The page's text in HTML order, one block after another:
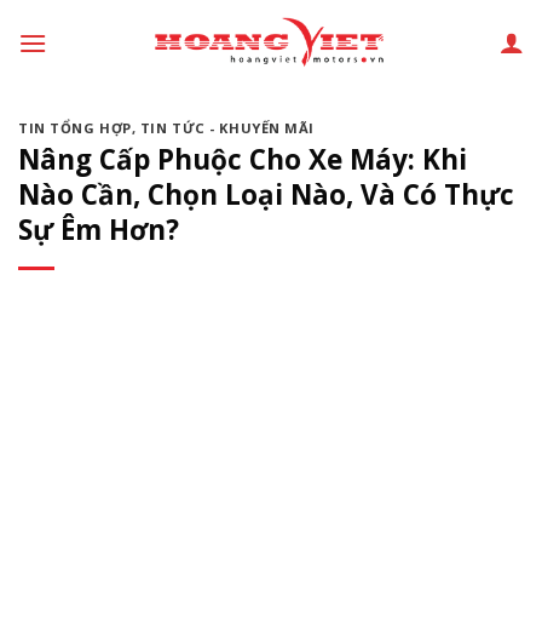
đến
dungTIN TỔNG HỢP, TIN TỨC - KHUYẾN MÃI
Nâng Cấp Phuộc Cho Xe Máy: Khi
Nào Cần, Chọn Loại Nào, Và Có Thực
Sự Êm Hơn?